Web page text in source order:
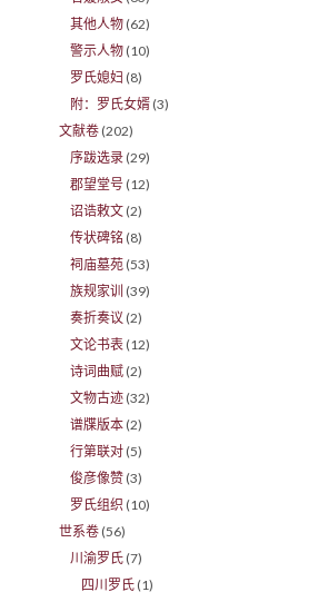
其他人物 (62)
警示人物 (10)
罗氏媳妇 (8)
附：罗氏女婿 (3)
文献卷 (202)
序跋选录 (29)
郡望堂号 (12)
诏诰敕文 (2)
传状碑铭 (8)
祠庙墓苑 (53)
族规家训 (39)
奏折奏议 (2)
文论书表 (12)
诗词曲赋 (2)
文物古迹 (32)
谱牒版本 (2)
行第联对 (5)
俊彦像赞 (3)
罗氏组织 (10)
世系卷 (56)
川渝罗氏 (7)
四川罗氏 (1)